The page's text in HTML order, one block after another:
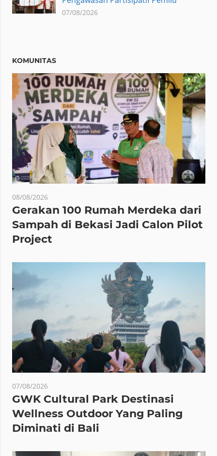
07/08/2026
KOMUNITAS
08/08/2026
Gerakan 100 Rumah Merdeka dari
Sampah di Bekasi Jadi Calon Pilot
Project
07/08/2026
GWK Cultural Park Destinasi
Wellness Outdoor Yang Paling
Diminati di Bali